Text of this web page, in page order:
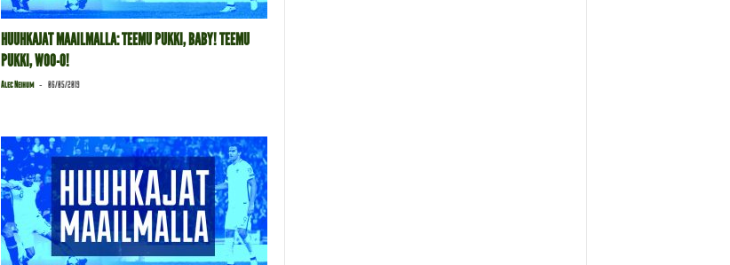
HUUHKAJAT MAAILMALLA: TEEMU PUKKI, BABY! TEEMU
PUKKI, WOO-O!
Alec Neihum - 06/05/2019